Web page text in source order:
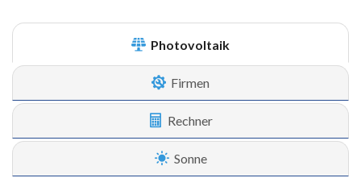
Photovoltaik
Firmen
Rechner
Sonne